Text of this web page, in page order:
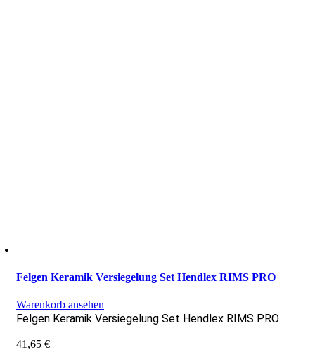
Felgen Keramik Versiegelung Set Hendlex RIMS PRO
Warenkorb ansehen
Felgen Keramik Versiegelung Set Hendlex RIMS PRO
41,65 €